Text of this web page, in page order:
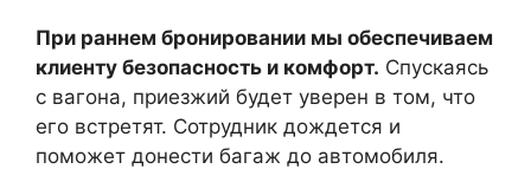
При раннем бронировании мы обеспечиваем
клиенту безопасность и комфорт. Спускаясь
с вагона, приезжий будет уверен в том, что
его встретят. Сотрудник дождется и
поможет донести багаж до автомобиля.